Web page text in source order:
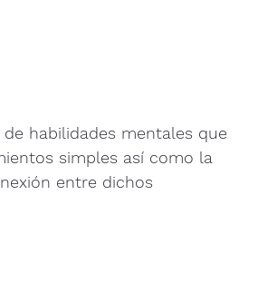
habilidades mentales que
simples así como la
entre dichos